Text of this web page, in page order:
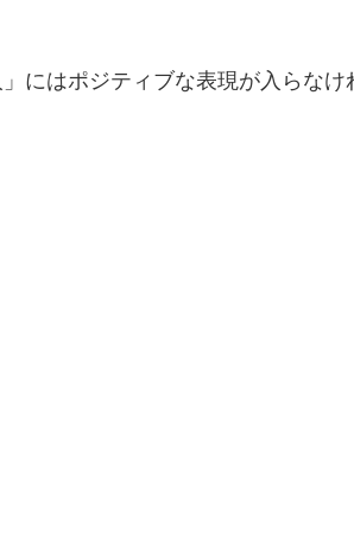
にはポジティブな表現が入らなけ